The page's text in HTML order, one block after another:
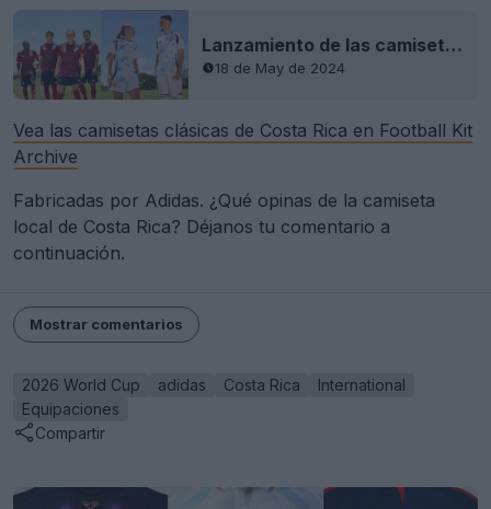
Lanzamiento de las camisetas local y visitante de Costa Rica para la Copa América 2024
18 de May de 2024
Vea las camisetas clásicas de Costa Rica en Football Kit
Archive
Fabricadas por Adidas. ¿Qué opinas de la camiseta
local de Costa Rica? Déjanos tu comentario a
continuación.
Mostrar comentarios
2026 World Cup adidas Costa Rica
International
Equipaciones
Compartir